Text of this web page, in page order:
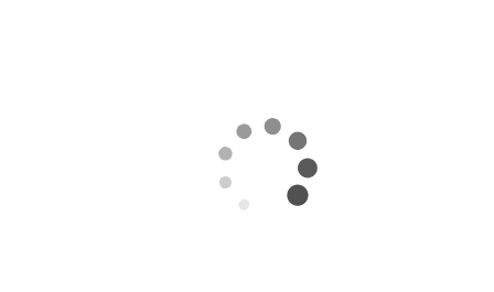
За первые пять месяцев этого года аграрии
Казахстана совершили масштабный прорыв
на мировом рынке зернобобовых, продав за